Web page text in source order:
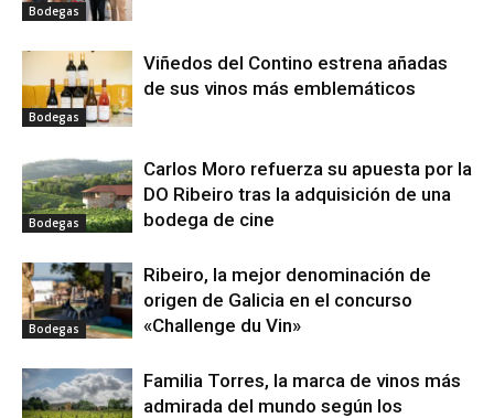
Bodegas
Bodegas
Viñedos del Contino estrena añadas
de sus vinos más emblemáticos
Bodegas
Carlos Moro refuerza su apuesta por la
DO Ribeiro tras la adquisición de una
bodega de cine
Bodegas
Ribeiro, la mejor denominación de
origen de Galicia en el concurso
«Challenge du Vin»
Familia Torres, la marca de vinos más
admirada del mundo según los